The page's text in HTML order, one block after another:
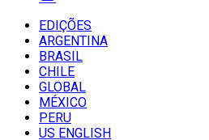
EDIÇÕES
ARGENTINA
BRASIL
CHILE
GLOBAL
MÉXICO
PERU
US ENGLISH